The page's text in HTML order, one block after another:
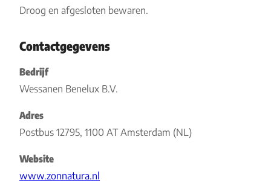
Droog en afgesloten bewaren.
Contactgegevens
Bedrijf
Wessanen Benelux B.V.
Adres
Postbus 12795, 1100 AT Amsterdam (NL)
Website
www.zonnatura.nl